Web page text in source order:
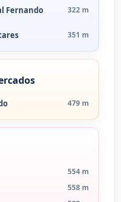
Fernando
322 m
351 m
479 m
554 m
558 m